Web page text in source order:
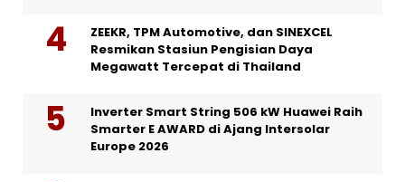
ZEEKR, TPM Automotive, dan SINEXCEL
Resmikan Stasiun Pengisian Daya
Megawatt Tercepat di Thailand
Inverter Smart String 506 kW Huawei Raih
Smarter E AWARD di Ajang Intersolar
Europe 2026